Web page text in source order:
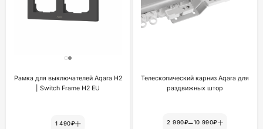
Рамка для выключателей Aqara H2
| Switch Frame H2 EU
1 490₽
Телескопический карниз Aqara для
раздвижных штор
2 990₽–10 990₽